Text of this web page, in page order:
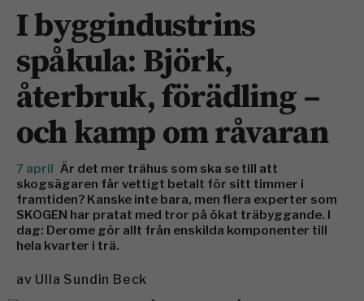
I byggindustrins
spåkula: Björk,
återbruk, förädling –
och kamp om råvaran
7 april Är det mer trähus som ska se till att
skogsägaren får vettigt betalt för sitt timmer i
framtiden? Kanske inte bara, men flera experter som
SKOGEN har pratat med tror på ökat träbyggande. I
dag: Derome gör allt från enskilda komponenter till
hela kvarter i trä.
av Ulla Sundin Beck